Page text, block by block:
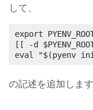
して、
export
[[ -d
eval "$(pyenv
の記述を追加します